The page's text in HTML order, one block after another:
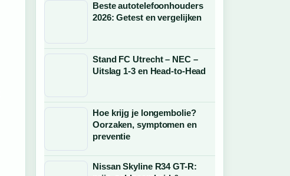
Beste autotelefoonhouders
2026: Getest en vergelijken
Stand FC Utrecht – NEC –
Uitslag 1-3 en Head-to-Head
Hoe krijg je longembolie?
Oorzaken, symptomen en
preventie
Nissan Skyline R34 GT-R: